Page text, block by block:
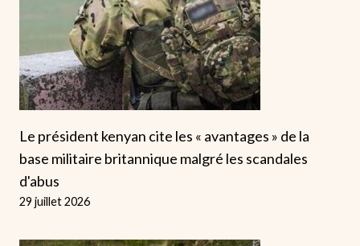
Le président kenyan cite les « avantages » de la
base militaire britannique malgré les scandales
d'abus
29 juillet 2026